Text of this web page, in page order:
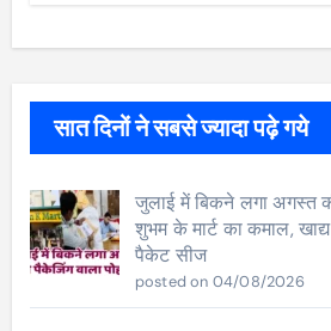
सात दिनों ने सबसे ज्यादा पढ़े गये
जुलाई में बिकने लगा अगस्त
शुभम के मार्ट का कमाल,
पैकेट सीज
posted on 04/08/2026